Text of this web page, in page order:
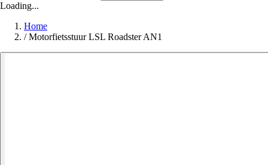
Loading...
Home
/ Motorfietsstuur LSL Roadster AN1